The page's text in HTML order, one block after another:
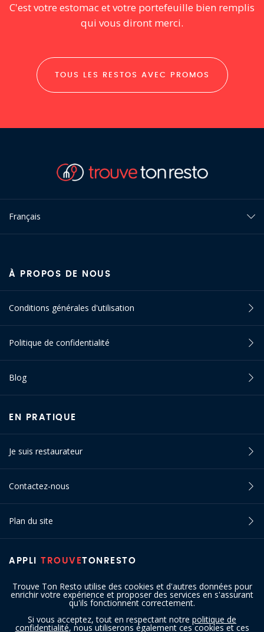
C'est votre estomac et votre portefeuille bien remplis
qui vous diront merci.
TOUS LES RESTOS AVEC PROMOS
Trouve Ton Resto utilise des cookies et d'autres données pour
enrichir votre expérience et proposer des services en s'assurant
qu'ils fonctionnent correctement.
Si vous acceptez, tout en respectant notre politique de
confidentialité, nous utiliserons également ces cookies et ces
Français
APPLI TROUVETONRESTO
À PROPOS DE NOUS
Conditions générales d'utilisation
Politique de confidentialité
Blog
EN PRATIQUE
Je suis restaurateur
Contactez-nous
Plan du site